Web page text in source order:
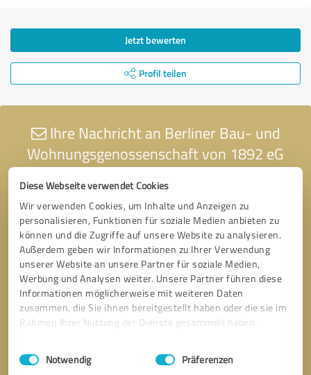
Diese Webseite verwendet Cookies
Wir verwenden Cookies, um Inhalte und Anzeigen zu
personalisieren, Funktionen für soziale Medien anbieten zu
können und die Zugriffe auf unsere Website zu analysieren.
Außerdem geben wir Informationen zu Ihrer Verwendung
unserer Website an unsere Partner für soziale Medien,
Werbung und Analysen weiter. Unsere Partner führen diese
Informationen möglicherweise mit weiteren Daten
zusammen, die Sie ihnen bereitgestellt haben oder die sie im
Rahmen Ihrer Nutzung der Dienste gesammelt haben.
Impressum Datenschutzbestimmungen
Einwilligungsauswahl
Notwendig Präferenzen
Jetzt bewerten
Profil teilen
Ihre Nachricht an Berliner Bau- und
Wohnungsgenossenschaft von 1892 eG